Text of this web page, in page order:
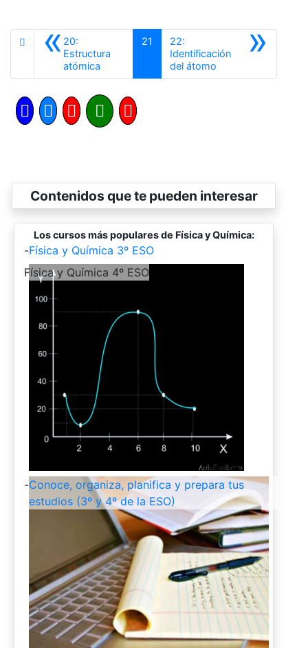
«20:
Estructura
atómica
21 »
22:
Identificación
del átomo
Contenidos que te pueden interesar
Los cursos más populares de Física y Química:
-Física y Química 3º ESO
-
Física y Química 4º ESO
-Conoce, organiza, planifica y prepara tus
estudios (3º y 4º de la ESO)